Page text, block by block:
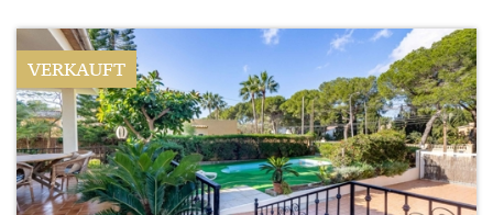
VERKAUFT